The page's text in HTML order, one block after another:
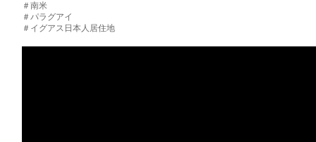
＃南米
＃パラグアイ
＃イグアス日本人居住地